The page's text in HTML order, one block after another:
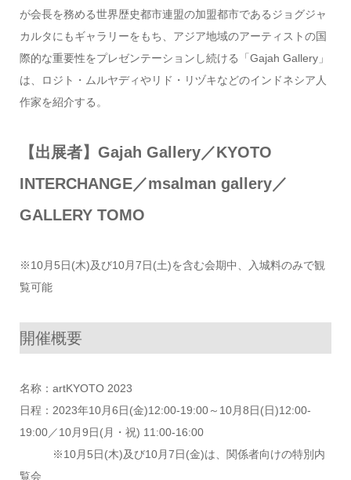
が会長を務める世界歴史都市連盟の加盟都市であるジョグジャ
カルタにもギャラリーをもち、アジア地域のアーティストの国
際的な重要性をプレゼンテーションし続ける「Gajah Gallery」
は、ロジト・ムルヤディやリド・リヅキなどのインドネシア人
作家を紹介する。
【出展者】Gajah Gallery／KYOTO
INTERCHANGE／msalman gallery／
GALLERY TOMO
※10月5日(木)及び10月7日(土)を含む会期中、入城料のみで観
覧可能
開催概要
名称：artKYOTO 2023
日程：2023年10月6日(金)12:00-19:00～10月8日(日)12:00-
19:00／10月9日(月・祝) 11:00-16:00
※10月5日(木)及び10月7日(金)は、関係者向けの特別内
覧会